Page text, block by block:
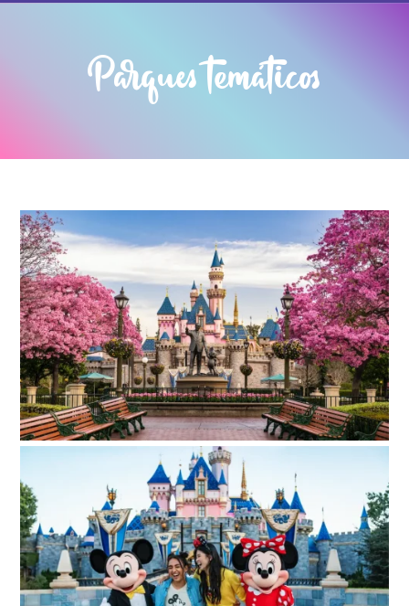
Parques temáticos